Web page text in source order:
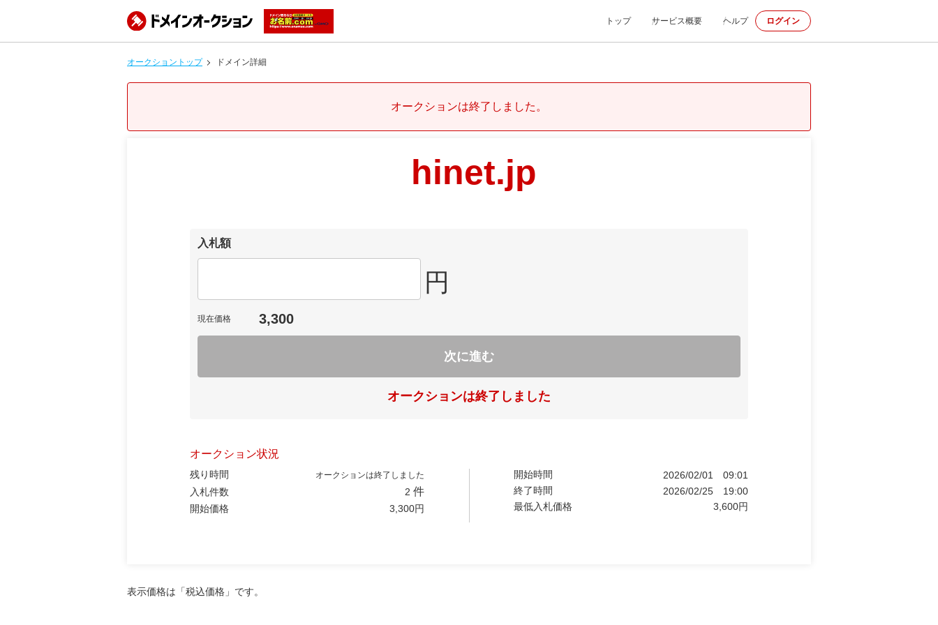
トップ サービス概要 ヘルプ ログイン
オークショントップ ドメイン詳細
オークションは終了しました。
hinet.jp
入札額
円
現在価格 3,300
次に進む
オークションは終了しました
オークション状況
残り時間 オークションは終了しました
入札件数 2 件
開始価格 3,300円
開始時間 2026/02/01
09:01
終了時間
2026/02/25
19:00
最低入札価格
3,600円
表示価格は「税込価格」です。